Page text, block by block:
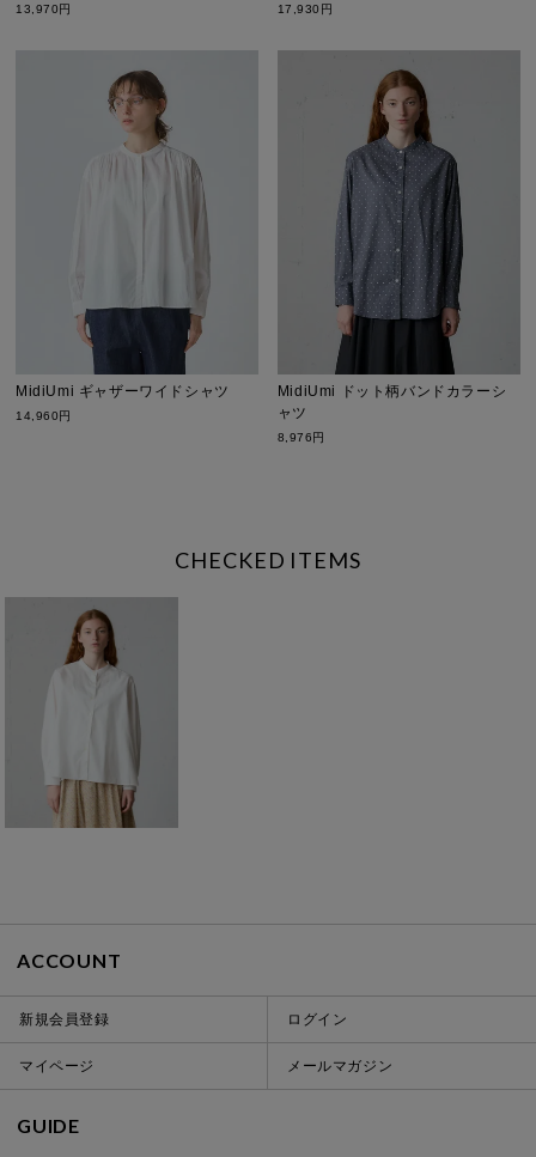
13,970円 17,930円
MidiUmi ギャザーワイドシャツ
14,960円
MidiUmi ドット柄バンドカラーシ
ャツ
8,976円
CHECKED ITEMS
ACCOUNT
新規会員登録 ログイン
マイページ メールマガジン
GUIDE